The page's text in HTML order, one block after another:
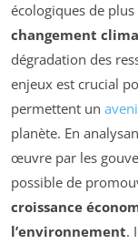
écologiques de
changement
dégradation des
enjeux est crucial
permettent un
planète. En
œuvre par les
possible de
croissance
l’environnement.